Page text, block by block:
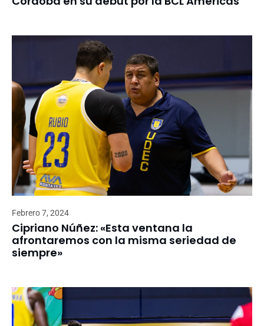
Febrero 7, 2024
Cipriano Núñez: «Esta ventana la
afrontaremos con la misma seriedad de
siempre»